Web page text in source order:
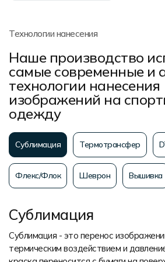
Технологии нанесения
Наше производство
самые современные и
технологии нанесения
изображений на
одежду
Сублимация Термотрансфер
Флекс/Флок Шеврон Вышивка
Сублимация
Сублимация - это перенос
термическим воздействием и